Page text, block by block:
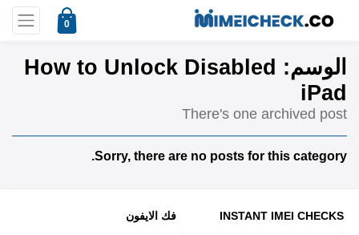
0
الوسم: How to Unlock Disabled
iPad
There's one archived post
Sorry, there are no posts for this category.
INSTANT IMEI CHECKS فك الايفون